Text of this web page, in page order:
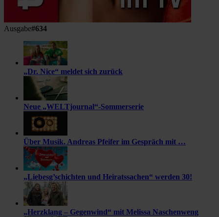
Ausgabe#634
„Dr. Nice“ meldet sich zurück
Neue „WELTjournal“-Sommerserie
Über Musik. Andreas Pfeifer im Gespräch mit …
„Liebesg’schichten und Heiratssachen“ werden 30!
„Herzklang – Gegenwind“ mit Melissa Naschenweng